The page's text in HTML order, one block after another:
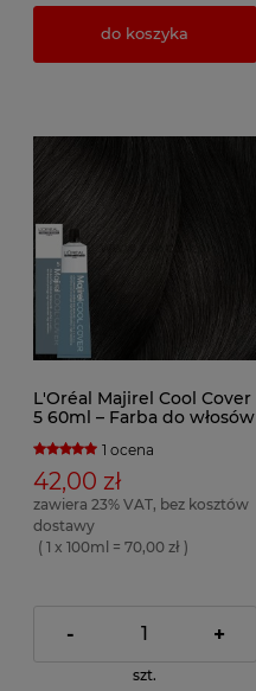
do koszyka
L'Oréal Majirel Cool Cover
5 60ml – Farba do włosów
1 ocena
42,00 zł
zawiera 23% VAT, bez kosztów
dostawy
( 1 x 100ml = 70,00 zł )
- +
szt.